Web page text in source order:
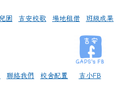
園 吉安校歌 場地租借 班級成果
聯絡我們 校舍配置 吉小FB